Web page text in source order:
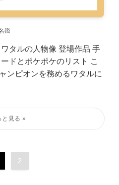
鑑
タルの人物像 登場作品 手
ドとポケポケのリスト こ
ンピオンを務めるワタルに
2